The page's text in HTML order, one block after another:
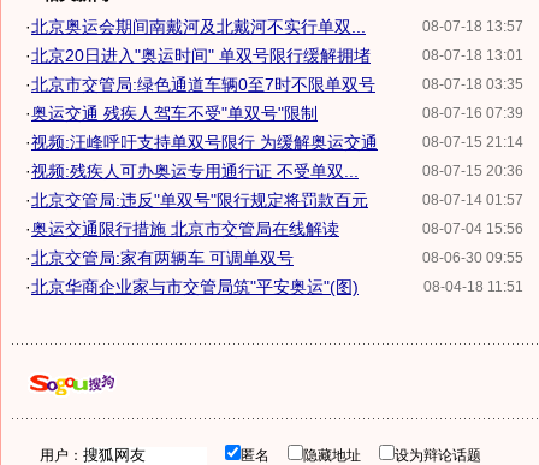
08-07-18 13:57
·北京奥运会期间南戴河及北戴河不实行单双...
08-07-18 13:01
·北京20日进入"奥运时间" 单双号限行缓解拥堵
08-07-18 03:35
·北京市交管局:绿色通道车辆0至7时不限单双号
08-07-16 07:39
·奥运交通 残疾人驾车不受"单双号"限制
08-07-15 21:14
·视频:汪峰呼吁支持单双号限行 为缓解奥运交通
08-07-15 20:36
·视频:残疾人可办奥运专用通行证 不受单双...
08-07-14 01:57
·北京交管局:违反"单双号"限行规定将罚款百元
08-07-04 15:56
·奥运交通限行措施 北京市交管局在线解读
08-06-30 09:55
·北京交管局:家有两辆车 可调单双号
08-04-18 11:51
·北京华商企业家与市交管局筑"平安奥运"(图)
用户： 匿名 隐藏地址
设为辩论话题